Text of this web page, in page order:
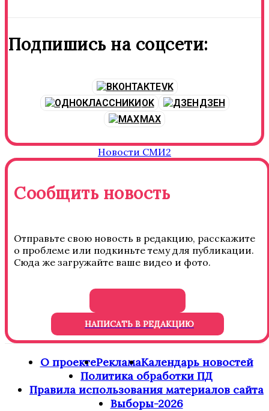
Подпишись на соцсети:
VK
OK
ДЗЕН
MAX
Новости СМИ2
Сообщить новость
Отправьте свою новость в редакцию, расскажите
о проблеме или подкиньте тему для публикации.
Сюда же загружайте ваше видео и фото.
НАПИСАТЬ В РЕДАКЦИЮ
О проектеРекламаКалендарь новостей
Политика обработки ПД
Правила использования материалов сайта
Выборы-2026